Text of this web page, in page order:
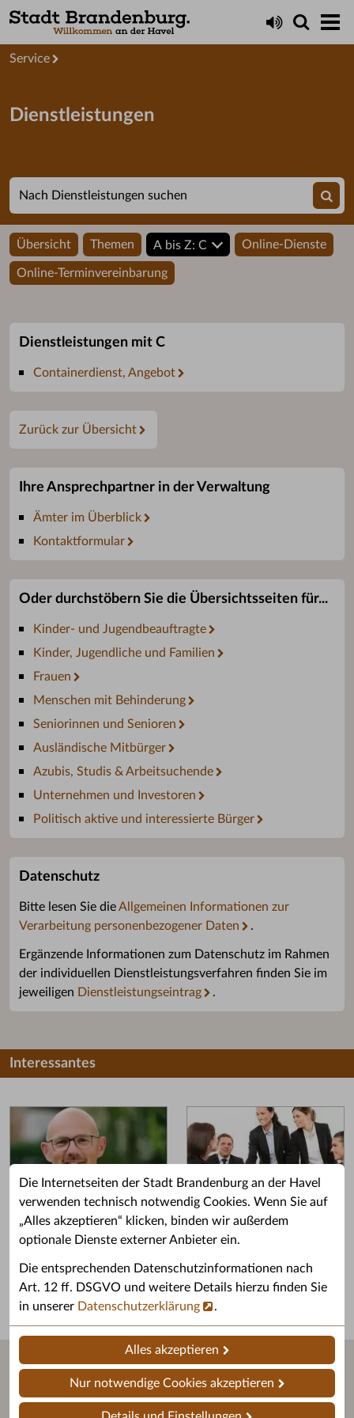
Die Internetseiten der Stadt Brandenburg an der Havel
verwenden technisch notwendig Cookies. Wenn Sie auf
„Alles akzeptieren“ klicken, binden wir außerdem
optionale Dienste externer Anbieter ein.
Die entsprechenden Datenschutzinformationen nach
Art. 12 ff. DSGVO und weitere Details hierzu finden Sie
in unserer Datenschutzerklärung .
Alles akzeptieren
Nur notwendige Cookies akzeptieren
Startseite
Service
Dienstleistungen
Übersicht Themen A bis Z: C Online-Dienste
Online-Terminvereinbarung
Dienstleistungen mit C
Containerdienst, Angebot
Zurück zur Übersicht
Ihre Ansprechpartner in der Verwaltung
Ämter im Überblick
Kontaktformular
Oder durchstöbern Sie die Übersichtsseiten für...
Kinder- und Jugendbeauftragte
Kinder, Jugendliche und Familien
Frauen
Menschen mit Behinderung
Seniorinnen und Senioren
Ausländische Mitbürger
Azubis, Studis & Arbeitsuchende
Unternehmen und Investoren
Politisch aktive und interessierte Bürger
Datenschutz
Bitte lesen Sie dieAllgemeinen Informationen zur
Verarbeitung personenbezogener Daten
.
Ergänzende Informationen zum Datenschutz im Rahmen
der individuellen Dienstleistungsverfahren finden Sie im
jeweiligen Dienstleistungseintrag .
Interessantes
Grußwort des OB